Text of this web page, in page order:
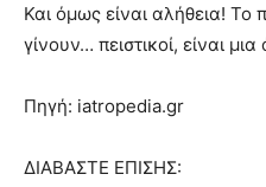
Και όμως είναι αλήθεια!
γίνουν… πειστικοί, είναι
Πηγή: iatropedia.gr
ΔΙΑΒΑΣΤΕ ΕΠΙΣΗΣ: